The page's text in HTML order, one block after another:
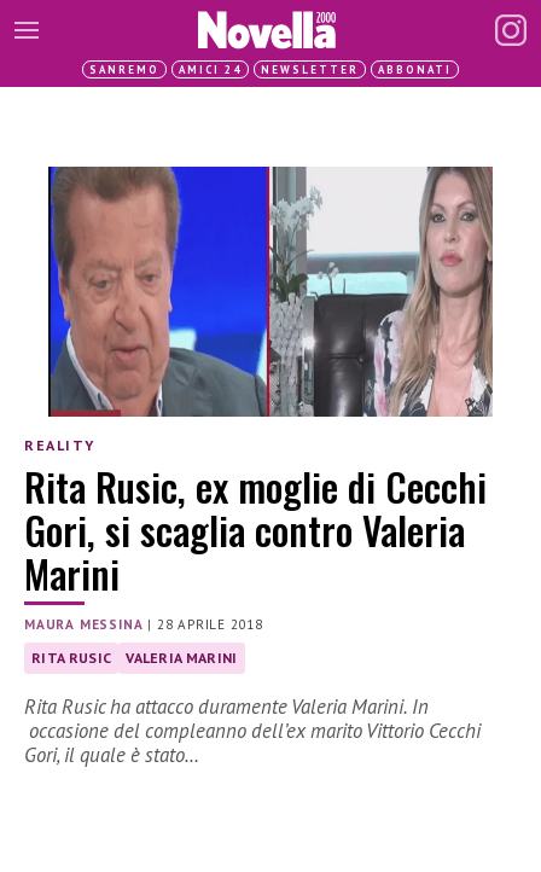
SANREMO AMICI 24 NEWSLETTER ABBONATI
REALITY
Rita Rusic, ex moglie di Cecchi
Gori, si scaglia contro Valeria
Marini
MAURA MESSINA | 28 APRILE 2018
RITA RUSIC VALERIA MARINI
Rita Rusic ha attacco duramente Valeria Marini. In
occasione del compleanno dell’ex marito Vittorio Cecchi
Gori, il quale è stato…